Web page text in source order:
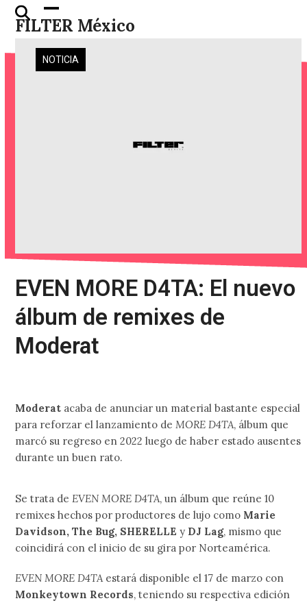
Skip
FILTER México
Open
mobile
menu
Close
mobile
menu
NOTICIA
EVEN MORE D4TA: El nuevo
álbum de remixes de
Moderat
Moderat acaba de anunciar un material bastante especial
para reforzar el lanzamiento de MORE D4TA, álbum que
marcó su regreso en 2022 luego de haber estado ausentes
durante un buen rato.
Se trata de EVEN MORE D4TA, un álbum que reúne 10
remixes hechos por productores de lujo como Marie
Davidson, The Bug, SHERELLE y DJ Lag, mismo que
coincidirá con el inicio de su gira por Norteamérica.
EVEN MORE D4TA estará disponible el 17 de marzo con
Monkeytown Records, teniendo su respectiva edición